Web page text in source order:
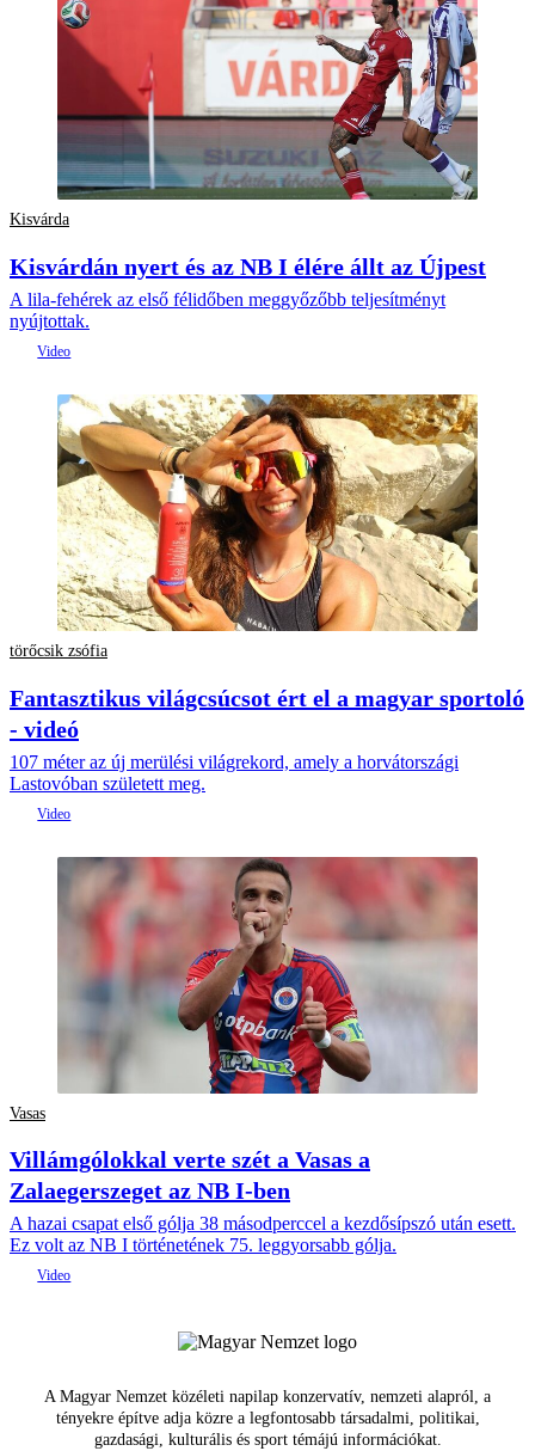
Kisvárda
Kisvárdán nyert és az NB I élére állt az Újpest
A lila-fehérek az első félidőben meggyőzőbb teljesítményt
nyújtottak.
törőcsik zsófia
Fantasztikus világcsúcsot ért el a magyar sportoló
- videó
107 méter az új merülési világrekord, amely a horvátországi
Lastovóban született meg.
Vasas
Villámgólokkal verte szét a Vasas a
Zalaegerszeget az NB I-ben
A hazai csapat első gólja 38 másodperccel a kezdősípszó után esett.
Ez volt az NB I történetének 75. leggyorsabb gólja.
A Magyar Nemzet közéleti napilap konzervatív, nemzeti alapról, a
tényekre építve adja közre a legfontosabb társadalmi, politikai,
gazdasági, kulturális és sport témájú információkat.